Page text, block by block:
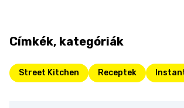
Címkék, kategóriák
Street Kitchen Receptek